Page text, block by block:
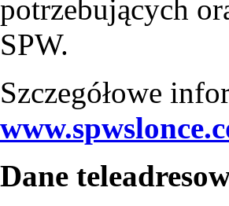
potrzebujących
SPW.
Szczegółowe
Dane